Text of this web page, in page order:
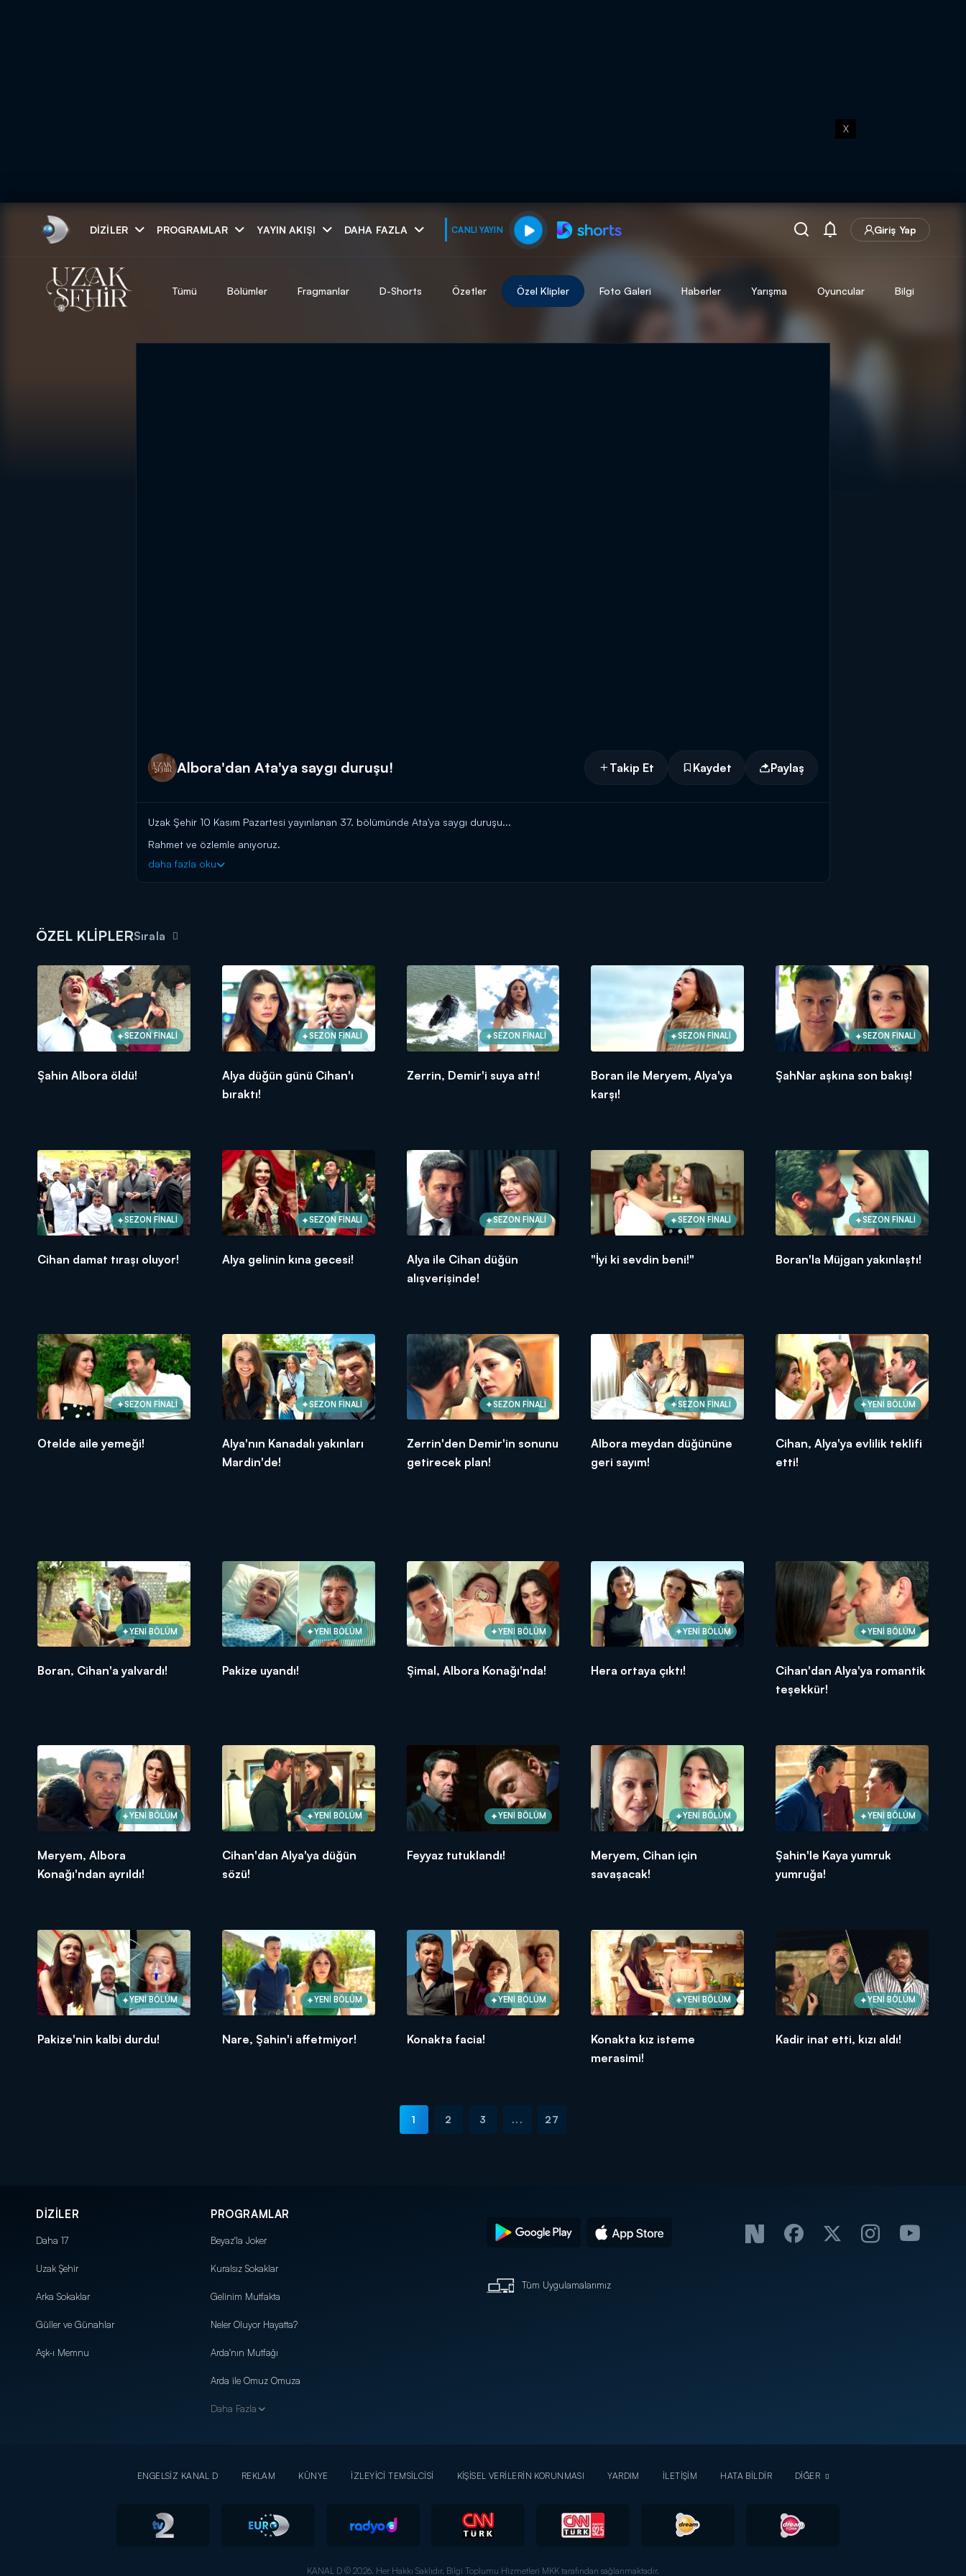
X
DIZILER PROGRAMLAR YAYIN AKIŞI DAHA FAZLA CANLI YAYIN Giriş Yap
muhteşem ikili
Tümü Bölümler Fragmanlar D-Shorts Özetler Özel Klipler Foto Galeri Haberler Yarışma Oyuncular Bilgi
Albora'dan Ata'ya saygı duruşu! Takip Et Kaydet Paylaş
Uzak Şehir 10 Kasım Pazartesi yayınlanan 37. bölümünde Ata'ya saygı duruşu...
Rahmet ve özlemle anıyoruz.
daha fazla oku
ÖZEL KLİPLERSırala
SEZON FİNALİ
Şahin Albora öldü!
SEZON FİNALİ
Alya düğün günü Cihan'ı
bıraktı!
SEZON FİNALİ
Zerrin, Demir'i suya attı!
SEZON FİNALİ
Boran ile Meryem, Alya'ya
karşı!
SEZON FİNALİ
ŞahNar aşkına son bakış!
SEZON FİNALİ
Cihan damat tıraşı oluyor!
SEZON FİNALİ
Alya gelinin kına gecesi!
SEZON FİNALİ
Alya ile Cihan düğün
alışverişinde!
SEZON FİNALİ
"İyi ki sevdin beni!"
SEZON FİNALİ
Boran'la Müjgan yakınlaştı!
SEZON FİNALİ
Otelde aile yemeği!
SEZON FİNALİ
Alya'nın Kanadalı yakınları
Mardin'de!
SEZON FİNALİ
Zerrin'den Demir'in sonunu
getirecek plan!
SEZON FİNALİ
Albora meydan düğününe
geri sayım!
YENİ BÖLÜM
Cihan, Alya'ya evlilik teklifi
etti!
YENİ BÖLÜM
Boran, Cihan'a yalvardı!
YENİ BÖLÜM
Pakize uyandı!
YENİ BÖLÜM
Şimal, Albora Konağı'nda!
YENİ BÖLÜM
Hera ortaya çıktı!
YENİ BÖLÜM
Cihan'dan Alya'ya romantik
teşekkür!
YENİ BÖLÜM
Meryem, Albora
Konağı'ndan ayrıldı!
YENİ BÖLÜM
Cihan'dan Alya'ya düğün
sözü!
YENİ BÖLÜM
Feyyaz tutuklandı!
YENİ BÖLÜM
Meryem, Cihan için
savaşacak!
YENİ BÖLÜM
Şahin'le Kaya yumruk
yumruğa!
YENİ BÖLÜM
Pakize'nin kalbi durdu!
YENİ BÖLÜM
Nare, Şahin'i affetmiyor!
YENİ BÖLÜM
Konakta facia!
YENİ BÖLÜM
Konakta kız isteme
merasimi!
YENİ BÖLÜM
Kadir inat etti, kızı aldı!
1 2 3 ... 27
DİZİLER
Daha 17
Uzak Şehir
Arka Sokaklar
Güller ve Günahlar
Aşk-ı Memnu
PROGRAMLAR
Beyaz'la Joker
Kuralsız Sokaklar
Gelinim Mutfakta
Neler Oluyor Hayatta?
Arda'nın Mutfağı
Arda ile Omuz Omuza
Daha Fazla
Tüm Uygulamalarımız
ENGELSİZ KANAL D REKLAM KÜNYE İZLEYİCİ TEMSİLCİSİ KİŞİSEL VERİLERİN KORUNMASI YARDIM İLETİŞİM HATA BİLDİR DİĞER
KANAL D © 2026. Her Hakkı Saklıdır. Bilgi Toplumu Hizmetleri MKK tarafından sağlanmaktadır.